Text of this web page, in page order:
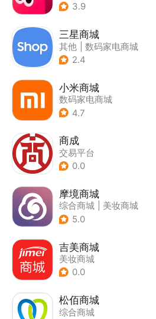
3.9
三星商城
其他
数码家电商城
2.4
小米商城
数码家电商城
4.7
商成
交易平台
0.0
摩境商城
综合商城
美妆商城
5.0
吉美商城
美妆商城
0.0
松佰商城
综合商城